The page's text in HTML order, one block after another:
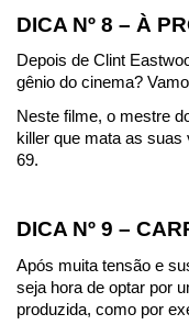
DICA Nº 8 – À
Depois de Clint
gênio do cinema?
Neste filme, o mestre
killer que mata as
69.
DICA Nº 9 –
Após muita tensão e
seja hora de optar por
produzida, como por